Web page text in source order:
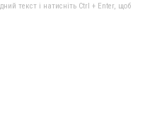
текст і натисніть Ctrl + Enter, щоб